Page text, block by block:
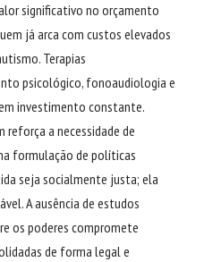
significativo no orçamento
já arca com custos elevados
Terapias
psicológico, fonoaudiologia e
investimento constante.
a necessidade de
formulação de políticas
seja socialmente justa; ela
A ausência de estudos
os poderes compromete
de forma legal e